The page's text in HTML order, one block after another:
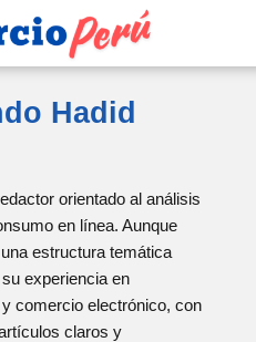
Hadid
orientado al análisis
en línea. Aunque
estructura temática
experiencia en
comercio electrónico, con
claros y